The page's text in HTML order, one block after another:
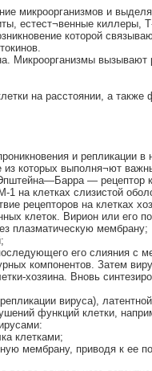
микроорганизмов и
естест¬венные киллеры,
которой
Микроорганизмы
на расстоянии, а
и
из которых выполня¬ют
—
на клетках слизистой
рецепторов на клетках
клеток. Вирион или
плазматическую мембрану;
его слияния с
компонентов. Затем
хозяина. Вновь
вируса),
функций клетки,
клетками;
мембрану, приводя к ее